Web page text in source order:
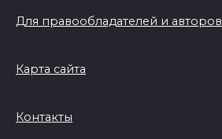
Для правообладателей и авторов
Карта сайта
Контакты